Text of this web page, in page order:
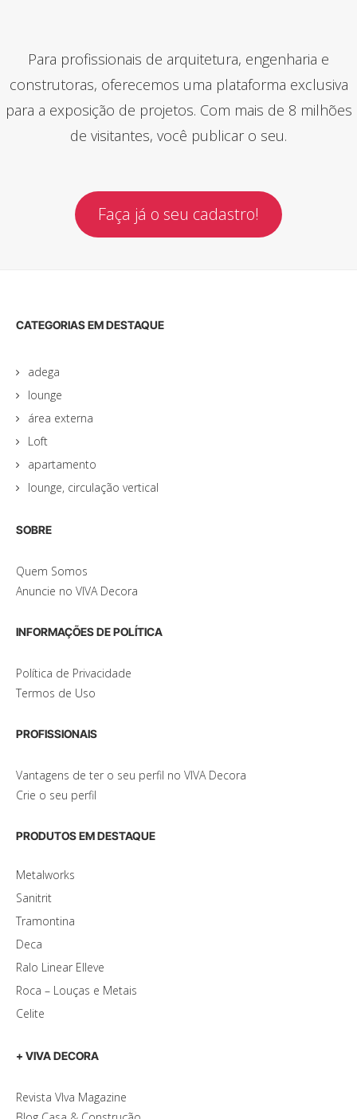
Para profissionais de arquitetura, engenharia e
construtoras, oferecemos uma plataforma exclusiva
para a exposição de projetos. Com mais de 8 milhões
de visitantes, você publicar o seu.
Faça já o seu cadastro!
CATEGORIAS EM DESTAQUE
adega
lounge
área externa
Loft
apartamento
lounge, circulação vertical
SOBRE
Quem Somos
Anuncie no VIVA Decora
INFORMAÇÕES DE POLÍTICA
Política de Privacidade
Termos de Uso
PROFISSIONAIS
Vantagens de ter o seu perfil no VIVA Decora
Crie o seu perfil
PRODUTOS EM DESTAQUE
Metalworks
Sanitrit
Tramontina
Deca
Ralo Linear Elleve
Roca – Louças e Metais
Celite
+ VIVA DECORA
Revista VIva Magazine